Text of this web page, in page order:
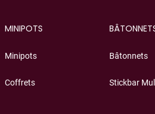
MINIPOTS
Minipots
Coffrets
Bâtonnets
Stickbar